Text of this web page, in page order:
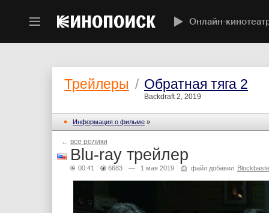
Онлайн-
Трейлеры / Обратная тяга 2
Backdraft 2, 2019
Информация о фильме »
← все ролики
Blu-ray трейлер
00:41 6683 — 1 мая 2019 файл добавил